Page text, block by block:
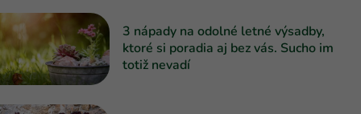
3 nápady na odolné letné výsadby,
ktoré si poradia aj bez vás. Sucho im
totiž nevadí